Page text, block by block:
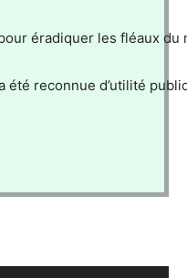
éradiquer les fléaux du
été reconnue d’utilité